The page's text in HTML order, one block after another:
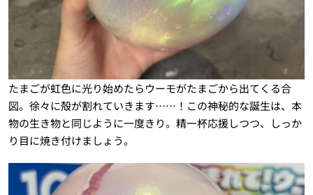
たまごが虹色に光り始めたらウーモがたまごから出てくる合
図。徐々に殻が割れていきます……！この神秘的な誕生は、本
物の生き物と同じように一度きり。精一杯応援しつつ、しっか
り目に焼き付けましょう。